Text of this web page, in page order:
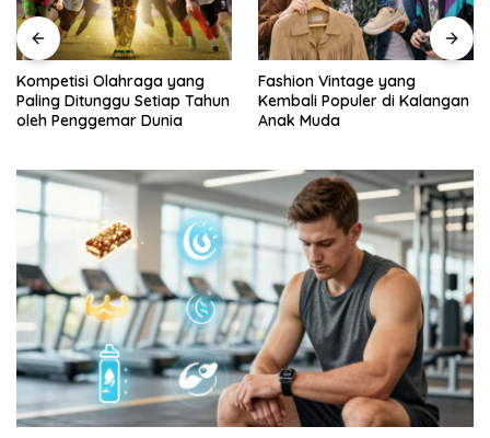
Kompetisi Olahraga yang
Paling Ditunggu Setiap Tahun
oleh Penggemar Dunia
Fashion Vintage yang
Kembali Populer di Kalangan
Anak Muda